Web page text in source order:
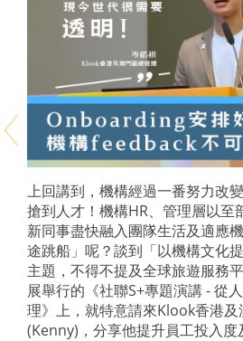
上回講到，機構經過一番努力改
搶到人才！機構HR、管理層以至
新同事盡快融入團隊生活及適應
途跳船」呢？談到「以機構文化
主題，不得不提及全球旅遊服務
展舉行的《社聯S+專題演講 - 從
理》上，就特意請來Klook香港
(Kenny)，分享他提升員工投入